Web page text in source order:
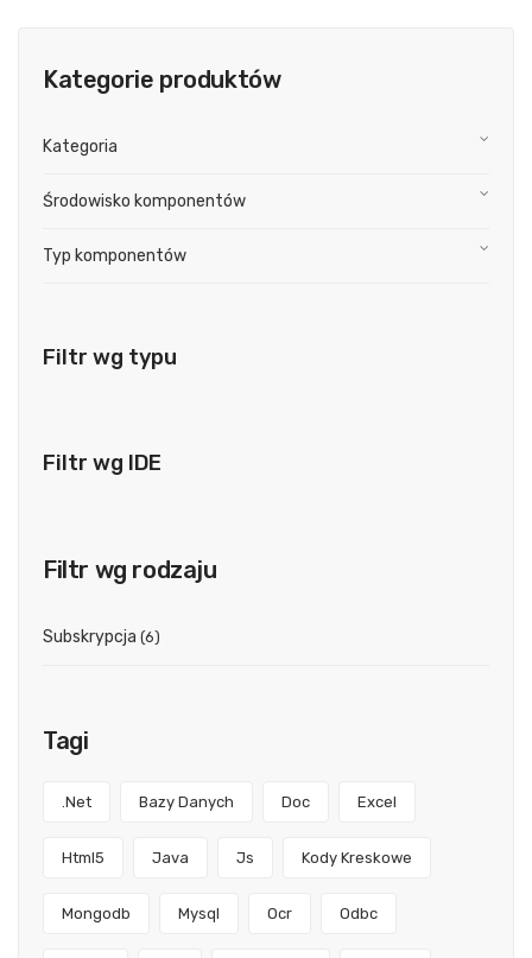
Kategorie produktów
Kategoria
Środowisko komponentów
Typ komponentów
Filtr wg typu
Filtr wg IDE
Filtr wg rodzaju
Subskrypcja (6)
Tagi
.net Bazy Danych Doc Excel
Html5 Java Js Kody Kreskowe
Mongodb Mysql Ocr Odbc